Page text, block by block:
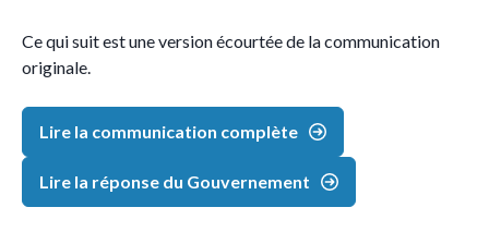
Ce qui suit est une version écourtée de la communication
originale.
Lire la communication complète
Lire la réponse du Gouvernement